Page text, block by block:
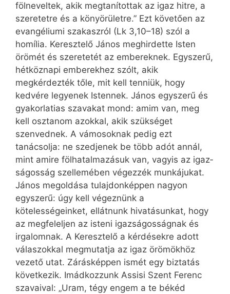
fölneveltek, akik megtanítottak az igaz hitre, a
szeretetre és a könyörületre.” Ezt követően az
evangéliumi szakaszról (Lk 3,10–18) szól a
homília. Keresztelő János meghirdette Isten
örömét és szeretetét az embereknek. Egyszerű,
hétköznapi emberekhez szólt, akik
megkérdezték tőle, mit kell tenniük, hogy
kedvére legyenek Istennek. János egyszerű és
gyakorlatias szavakat mond: amim van, meg
kell osztanom azokkal, akik szükséget
szenvednek. A vámosoknak pedig ezt
tanácsolja: ne szedjenek be több adót annál,
mint amire fölhatalmazásuk van, vagyis az igaz­
ságosság szellemében végezzék munkájukat.
János megoldása tulajdonképpen nagyon
egyszerű: úgy kell végeznünk a
kötelességeinket, ellátnunk hivatásunkat, hogy
az megfeleljen az isteni igazságosságnak és
irgalomnak. A Keresztelő a kérdésekre adott
válaszokkal megmutatja az igaz örömökhöz
vezető utat. Zárásképpen ismét egy biztatás
következik. Imádkozzunk Assisi Szent Ferenc
szavaival: „Uram, tégy engem a te békéd